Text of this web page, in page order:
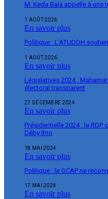
M. Keda Bala appelle à une
1 AOÛT 2026
En savoir plus
Politique : L’ATUDDH
1 AOÛT 2026
En savoir plus
Législatives 2024 :
électoral transparent
27 DÉCEMBRE 2024
En savoir plus
Présidentielle 2024 : le RDP
Déby Itno
18 MAI 2024
En savoir plus
Politique : le GCAP ne
17 MAI 2024
En savoir plus